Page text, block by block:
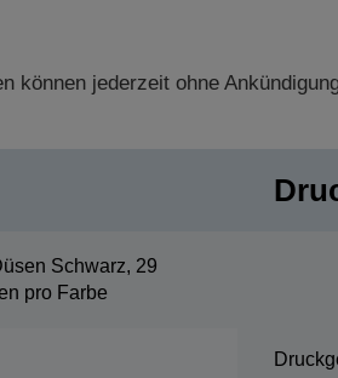
können jederzeit ohne
Schwarz, 29
pro Farbe